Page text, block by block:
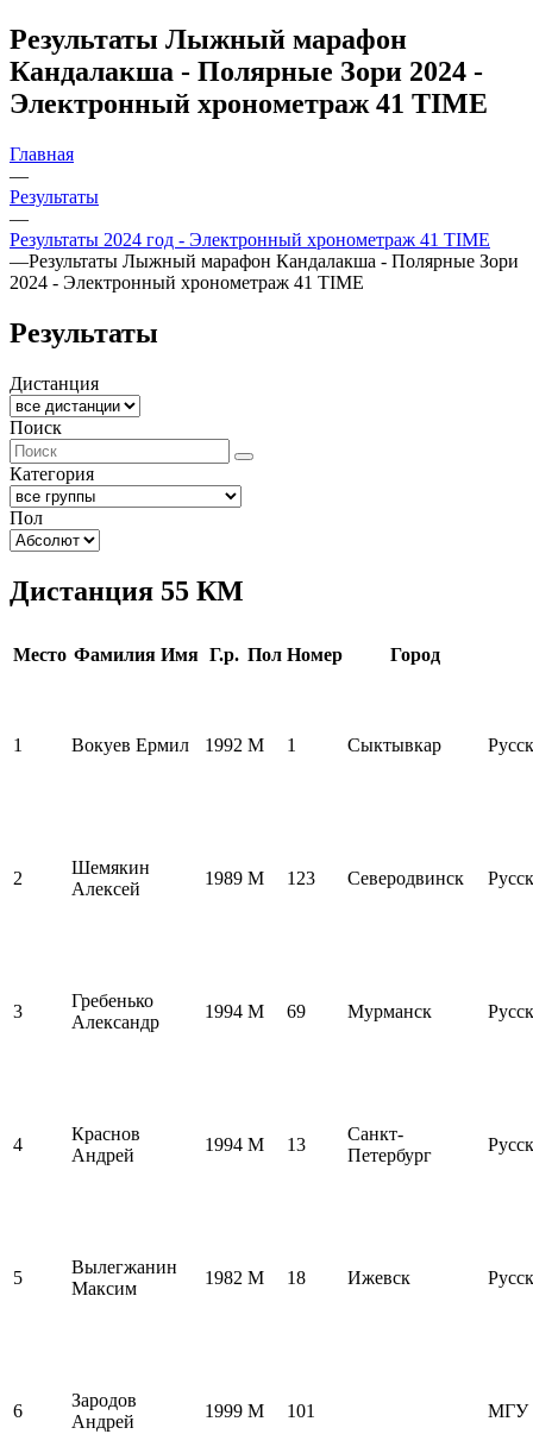
Результаты Лыжный марафон
Кандалакша - Полярные Зори 2024 -
Электронный хронометраж 41 TIME
Главная
—
Результаты
—
Результаты 2024 год - Электронный хронометраж 41 TIME
—Результаты Лыжный марафон Кандалакша - Полярные Зори
2024 - Электронный хронометраж 41 TIME
Результаты
Дистанция
Поиск
Категория
Пол
Дистанция 55 КМ
Место Фамилия Имя Г.р. Пол Номер Город
1 Вокуев Ермил 1992 M 1 Сыктывкар
2
Шемякин
Алексей
1989 M 123 Северодвинск
3
Гребенько
Александр
1994 M 69 Мурманск
4
Краснов
Андрей
1994 M 13
Санкт-
Петербург
5
Вылегжанин
Максим
1982 M 18 Ижевск
6
Зародов
Андрей
1999 M 101 МГУ